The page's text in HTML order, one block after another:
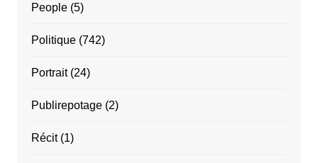
People(5)
Politique(742)
Portrait(24)
Publirepotage(2)
Récit(1)